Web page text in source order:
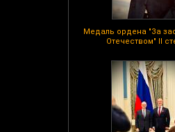
Медаль ордена "За
Отечеством" II